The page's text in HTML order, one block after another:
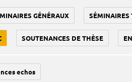
GÉNÉRAUX SÉMINAIRES
SOUTENANCES DE THÈSE
echos